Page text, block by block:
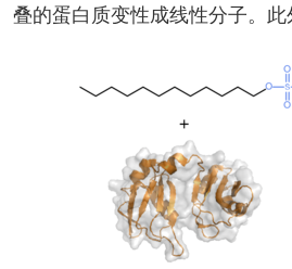
叠的蛋白质变性成线性分子。此